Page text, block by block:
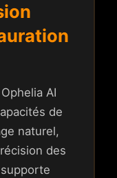
AI
de
naturel,
des